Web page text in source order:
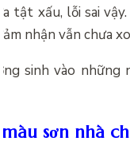
tật xấu, lỗi sai
nhận vẫn chưa
sinh vào những
sơn nhà